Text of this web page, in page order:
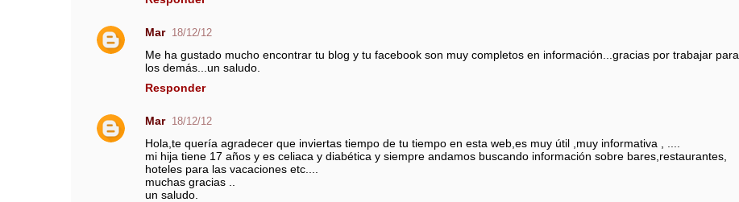
Mar 18/12/12
Me ha gustado mucho encontrar tu blog y tu facebook son muy completos en información...gracias por trabajar para
los demás...un saludo.
Responder
Mar 18/12/12
Hola,te quería agradecer que inviertas tiempo de tu tiempo en esta web,es muy útil ,muy informativa , ....
mi hija tiene 17 años y es celiaca y diabética y siempre andamos buscando información sobre bares,restaurantes,
hoteles para las vacaciones etc....
muchas gracias ..
un saludo.